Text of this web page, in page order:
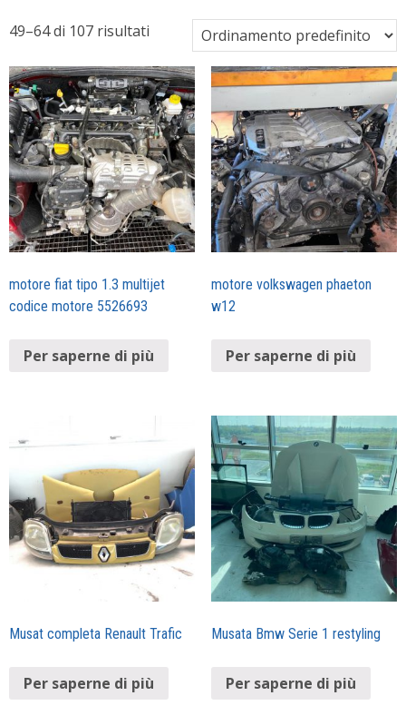
49–64 di 107 risultati
motore fiat tipo 1.3 multijet
codice motore 5526693
Per saperne di più
motore volkswagen phaeton
w12
Per saperne di più
Musat completa Renault Trafic
Per saperne di più
Musata Bmw Serie 1 restyling
Per saperne di più